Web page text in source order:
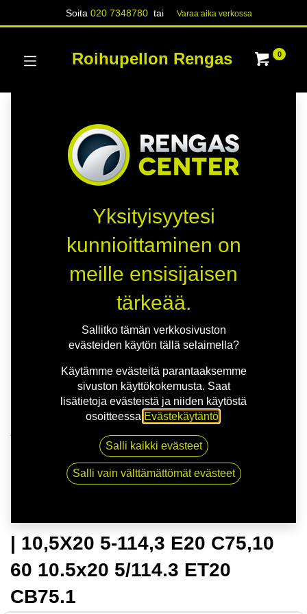
Soita020 7348780 tai Varaa aika verk​​​​ossa
Roihupellon Rengas 0
OZ ESTREMA GT HLT SAT.BLK | 10,5X20 5-114,3 E20
C75,10 60 10.5x20 5/114.3 ET20 CB75.1
| 10,5X20 5-114,3 E20 C75,10
60 10.5x20 5/114.3 ET20
CB75.1
Yksityisyytesi
kunnioittaminen on
meille ensisijaisen
tärkeää.
Sallitko tämän verkkosivuston
evästeiden käytön tällä selaimella?
Käytämme evästeitä parantaaksemme
sivuston käyttökokemusta. Saat
lisätietoja evästeistä ja niiden käytöstä
osoitteessa Evästekäytäntö
Salli kaikki evästeet
Salli vain välttämättömät evästeet